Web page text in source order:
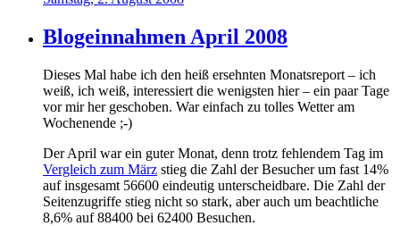
Blogeinnahmen April 2008
Dieses Mal habe ich den heiß ersehnten Monatsreport – ich
weiß, ich weiß, interessiert die wenigsten hier – ein paar Tage
vor mir her geschoben. War einfach zu tolles Wetter am
Wochenende ;-)
Der April war ein guter Monat, denn trotz fehlendem Tag im
Vergleich zum März stieg die Zahl der Besucher um fast 14%
auf insgesamt 56600 eindeutig unterscheidbare. Die Zahl der
Seitenzugriffe stieg nicht so stark, aber auch um beachtliche
8,6% auf 88400 bei 62400 Besuchen.